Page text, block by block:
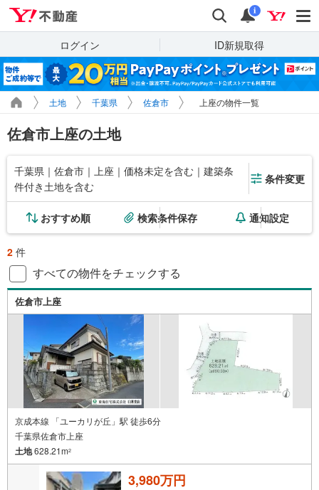
検索 通知
i
ログイン ID新規取得
土地 千葉県 佐倉市 上座の物件一覧
佐倉市上座の土地
千葉県｜佐倉市｜上座｜価格未定を含む｜建築条
件付き土地を含む
条件変更
おすすめ順 検索条件保存 通知設定
2 件
すべての物件をチェックする
佐倉市上座
京成本線 「ユーカリが丘」駅 徒歩6分
千葉県佐倉市上座
土地628.21m2
3,980万円